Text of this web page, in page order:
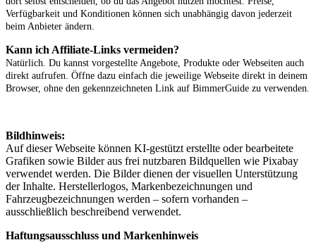
Verfügbarkeit und Konditionen können sich unabhängig davon jederzeit
beim Anbieter ändern.
Kann ich Affiliate-Links vermeiden?
Natürlich. Du kannst vorgestellte Angebote, Produkte oder Webseiten auch
direkt aufrufen. Öffne dazu einfach die jeweilige Webseite direkt in deinem
Browser, ohne den gekennzeichneten Link auf BimmerGuide zu verwenden.
Bildhinweis:
Auf dieser Webseite können KI-gestützt erstellte oder bearbeitete
Grafiken sowie Bilder aus frei nutzbaren Bildquellen wie Pixabay
verwendet werden. Die Bilder dienen der visuellen Unterstützung
der Inhalte. Herstellerlogos, Markenbezeichnungen und
Fahrzeugbezeichnungen werden – sofern vorhanden –
ausschließlich beschreibend verwendet.
Haftungsausschluss und Markenhinweis